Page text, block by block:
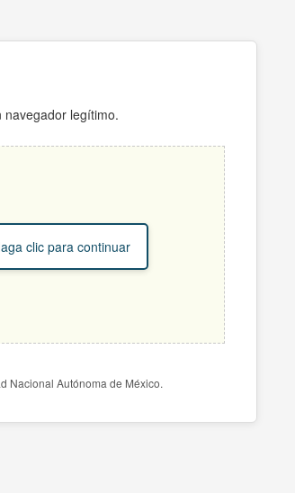
navegador legítimo.
clic para continuar
Nacional Autónoma de México.